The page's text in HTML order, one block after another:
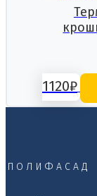
1120₽
ПОЛИФАСАД